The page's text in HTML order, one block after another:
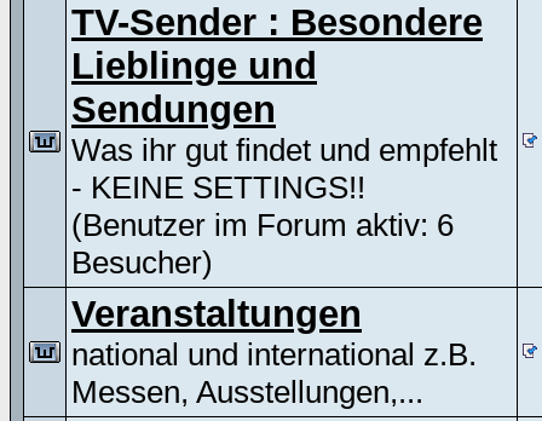
TV-Sender : Besondere
Lieblinge und
Sendungen
Was ihr gut findet und empfehlt
- KEINE SETTINGS!!
(Benutzer im Forum aktiv: 6
Besucher)
Veranstaltungen
national und international z.B.
Messen, Ausstellungen,...